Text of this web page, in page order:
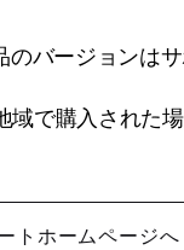
のバージョンは
域で購入された
トホームページへ